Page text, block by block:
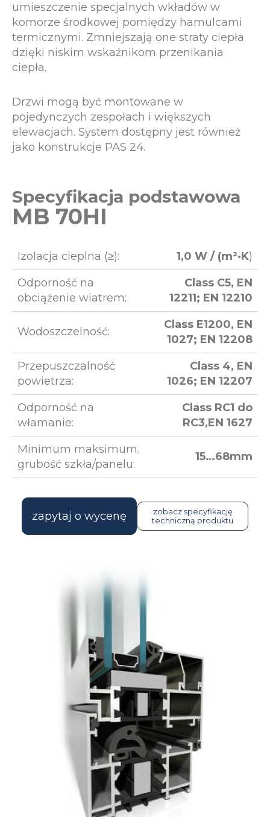
umieszczenie specjalnych wkładów w
komorze środkowej pomiędzy hamulcami
termicznymi. Zmniejszają one straty ciepła
dzięki niskim wskaźnikom przenikania
ciepła.
Drzwi mogą być montowane w
pojedynczych zespołach i większych
elewacjach. System dostępny jest również
jako konstrukcje PAS 24.
Specyfikacja podstawowa
MB 70HI
Izolacja cieplna (≥): 1,0 W / (m²·K)
Odporność na
obciążenie wiatrem:
Class C5, EN
12211; EN 12210
Wodoszczelność:
Class E1200, EN
1027; EN 12208
Przepuszczalność
powietrza:
Class 4, EN
1026; EN 12207
Odporność na
włamanie:
Class RC1 do
RC3,EN 1627
Minimum maksimum.
grubość szkła/panelu:
15…68mm
zapytaj o wycenę
zobacz specyfikację
techniczną produktu